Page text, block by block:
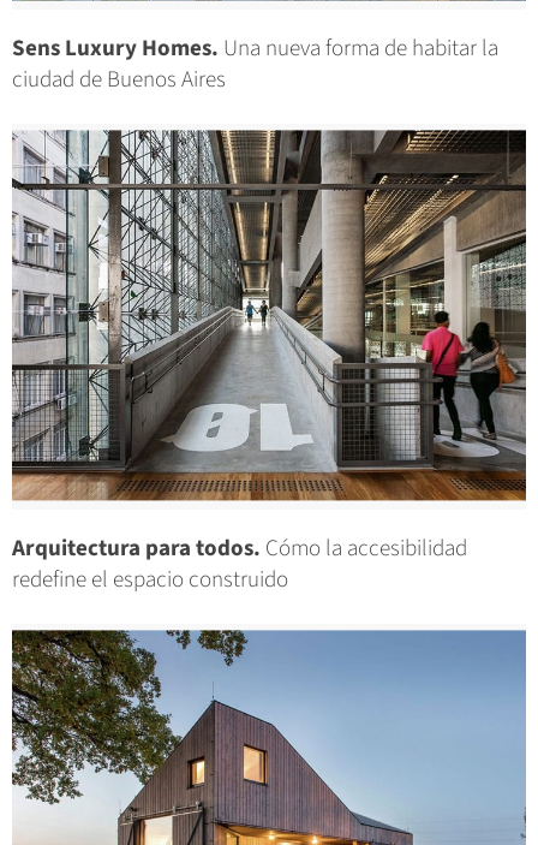
Sens Luxury Homes. Una nueva forma de habitar la
ciudad de Buenos Aires
Arquitectura para todos. Cómo la accesibilidad
redefine el espacio construido